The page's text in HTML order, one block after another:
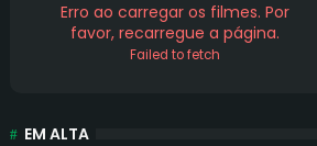
Erro ao carregar os filmes. Por
favor, recarregue a página.
Failed to fetch
EM ALTA